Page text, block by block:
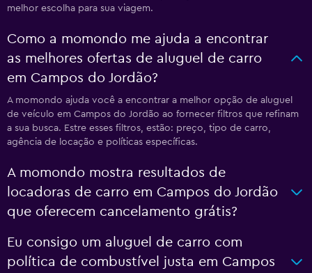
melhor escolha para sua viagem.
Como a momondo me ajuda a encontrar
as melhores ofertas de aluguel de carro
em Campos do Jordão?
A momondo ajuda você a encontrar a melhor opção de aluguel
de veículo em Campos do Jordão ao fornecer filtros que refinam
a sua busca. Estre esses filtros, estão: preço, tipo de carro,
agência de locação e políticas específicas.
A momondo mostra resultados de
locadoras de carro em Campos do Jordão
que oferecem cancelamento grátis?
Eu consigo um aluguel de carro com
política de combustível justa em Campos